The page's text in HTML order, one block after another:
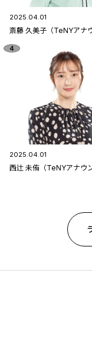
2025.04.01
斎藤 久美子（TeNYアナ
2025.04.01
西辻 未侑（TeNYアナウ